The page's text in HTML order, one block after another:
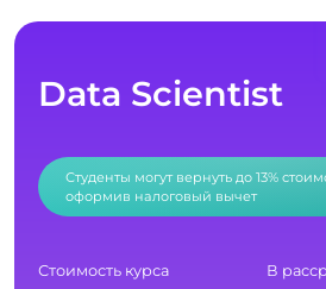
Data Scientist
Студенты могут вернуть до 13%
оформив налоговый вычет
Стоимость курса В